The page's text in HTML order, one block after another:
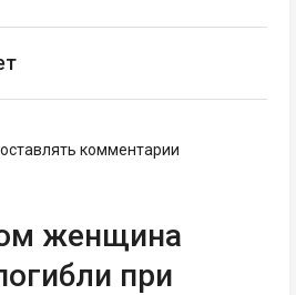
комментарии
женщина
при